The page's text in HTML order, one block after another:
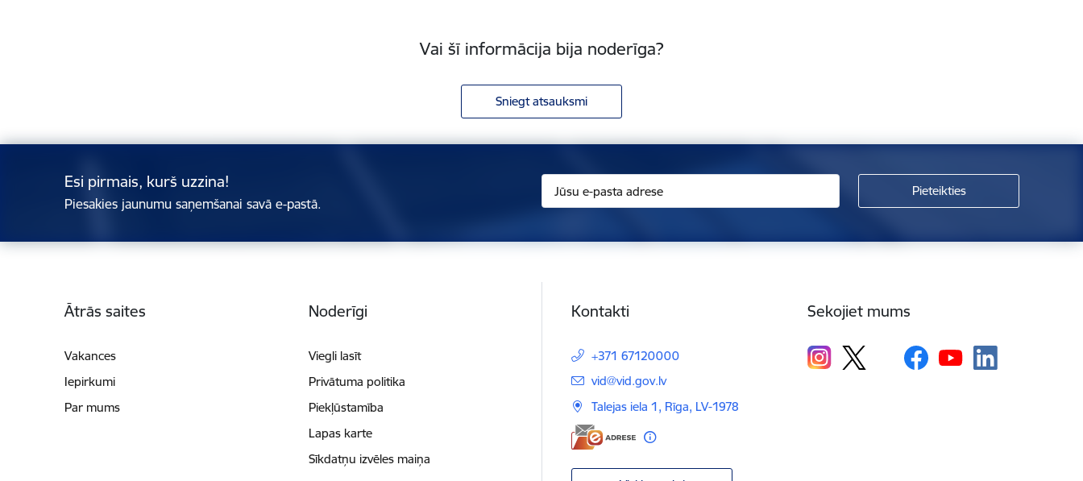
Vai šī informācija bija noderīga?
Sniegt atsauksmi
Esi pirmais, kurš uzzina!
Piesakies jaunumu saņemšanai savā e-pastā.
Ātrās saites
Vakances
Iepirkumi
Par mums
Noderīgi
Viegli lasīt
Privātuma politika
Piekļūstamība
Lapas karte
Sīkdatņu izvēles maiņa
Kontakti
+371 67120000
E-pasts:
vid@vid.gov.lv
Talejas iela 1, Rīga, LV-1978
Sekojiet mums